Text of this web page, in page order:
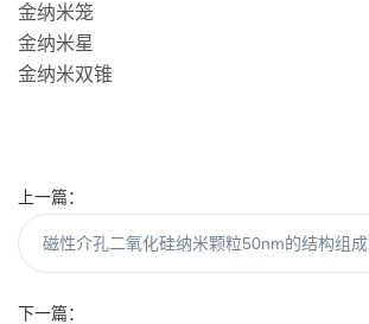
金纳米笼
金纳米星
金纳米双锥
上一篇：
磁性介孔二氧化硅纳米颗粒50nm的结构组成
下一篇：